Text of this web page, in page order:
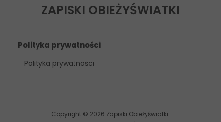
ZAPISKI OBIEŻYŚWIATKI
Polityka prywatności
Polityka prywatności
Copyright © 2026 Zapiski Obieżyświatki